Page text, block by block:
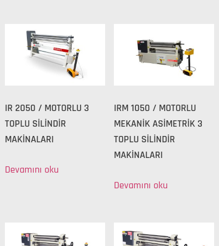
IR 2050 / MOTORLU 3
TOPLU SİLİNDİR
MAKİNALARI
Devamını oku
IRM 1050 / MOTORLU
MEKANİK ASİMETRİK 3
TOPLU SİLİNDİR
MAKİNALARI
Devamını oku